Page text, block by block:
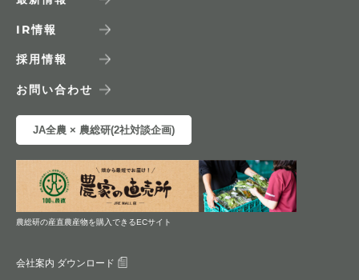
IR情報
採用情報
お問い合わせ
JA全農 × 農総研(2社対談企画)
農総研の産直農産物を購入できるECサイト
会社案内 ダウンロード